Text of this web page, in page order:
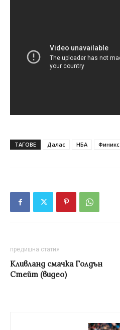
ТАГОВЕ Далас НБА Финикс
предишна статия
Кливланд смачка Голдън
Стейт (видео)